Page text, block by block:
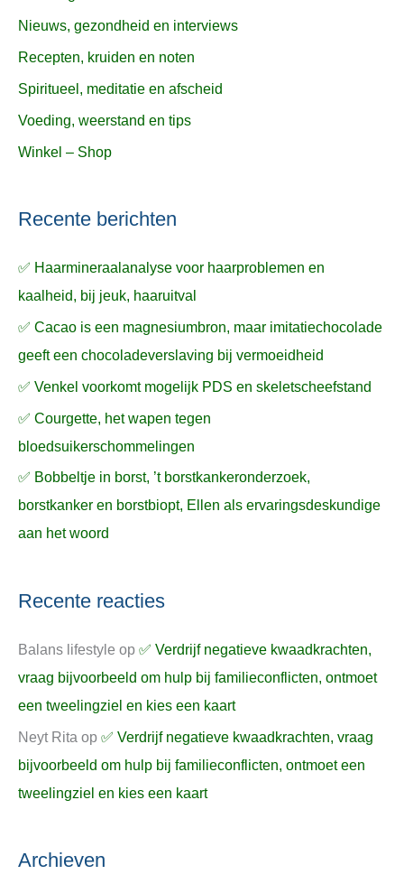
Nieuws, gezondheid en interviews
Recepten, kruiden en noten
Spiritueel, meditatie en afscheid
Voeding, weerstand en tips
Winkel – Shop
Recente berichten
✅ Haarmineraalanalyse voor haarproblemen en
kaalheid, bij jeuk, haaruitval
✅ Cacao is een magnesiumbron, maar imitatiechocolade
geeft een chocoladeverslaving bij vermoeidheid
✅ Venkel voorkomt mogelijk PDS en skeletscheefstand
✅ Courgette, het wapen tegen
bloedsuikerschommelingen
✅ Bobbeltje in borst, ’t borstkankeronderzoek,
borstkanker en borstbiopt, Ellen als ervaringsdeskundige
aan het woord
Recente reacties
Balans lifestyle op ✅ Verdrijf negatieve kwaadkrachten,
vraag bijvoorbeeld om hulp bij familieconflicten, ontmoet
een tweelingziel en kies een kaart
Neyt Rita op ✅ Verdrijf negatieve kwaadkrachten, vraag
bijvoorbeeld om hulp bij familieconflicten, ontmoet een
tweelingziel en kies een kaart
Archieven